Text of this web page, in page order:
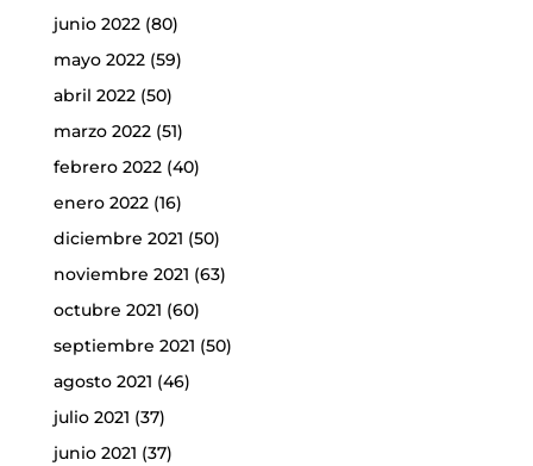
junio 2022(80)
mayo 2022(59)
abril 2022(50)
marzo 2022(51)
febrero 2022(40)
enero 2022(16)
diciembre 2021 (50)
noviembre 2021 (63)
octubre 2021 (60)
septiembre 2021 (50)
agosto 2021 (46)
julio 2021 (37)
junio 2021 (37)